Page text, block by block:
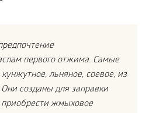
первого отжима. Самые
льняное, соевое, из
созданы для заправки
жмыховое